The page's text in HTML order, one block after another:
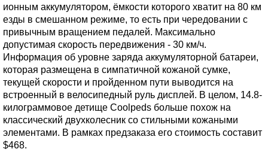
ионным аккумулятором, ёмкости которого хватит на 80 км
езды в смешанном режиме, то есть при чередовании с
привычным вращением педалей. Максимально
допустимая скорость передвижения - 30 км/ч.
Информация об уровне заряда аккумуляторной батареи,
которая размещена в симпатичной кожаной сумке,
текущей скорости и пройденном пути выводится на
встроенный в велосипедный руль дисплей. В целом, 14.8-
килограммовое детище Coolpeds больше похож на
классический двухколесник со стильными кожаными
элементами. В рамках предзаказа его стоимость составит
$468.